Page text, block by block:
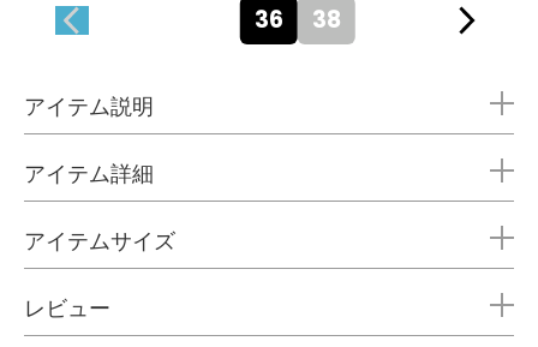
36 38
アイテム説明
アイテム詳細
アイテムサイズ
レビュー